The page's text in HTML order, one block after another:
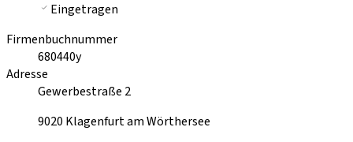
Eingetragen
Firmenbuchnummer
680440y
Adresse
Gewerbestraße 2
9020 Klagenfurt am Wörthersee